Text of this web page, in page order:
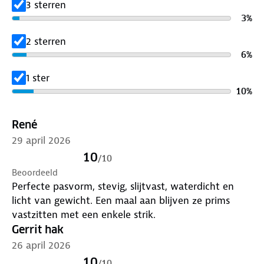
rebound-effect. Het veelzijdige ontwerp van de
zool, mogelijk gemaakt door direct gieten, zorgt
voor unieke variaties en toepassingsmogelijkheden.
polyurethaan, verhoogt het comfort door de voet
optimaal te ondersteunen en in te bedden. De drie-
de stand van de voet, terwijl de dempende
eigenschappen van de DynaPU® tussenzool het
afrolgedrag positief beïnvloeden.
3 sterren
3%
2 sterren
6%
1 ster
10%
René
29 april 2026
10/10
Beoordeeld
Perfecte pasvorm, stevig, slijtvast, waterdicht en
licht van gewicht. Een maal aan blijven ze prims
vastzitten met een enkele strik.
Gerrit hak
26 april 2026